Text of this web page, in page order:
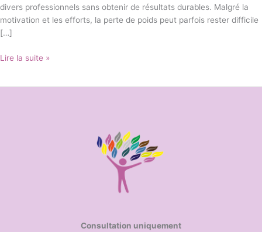
divers professionnels sans obtenir de résultats durables. Malgré la
motivation et les efforts, la perte de poids peut parfois rester difficile
[…]
Lire la suite »
Consultation uniquement